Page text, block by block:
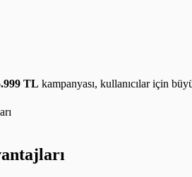
TL kampanyası, kullanıcılar için